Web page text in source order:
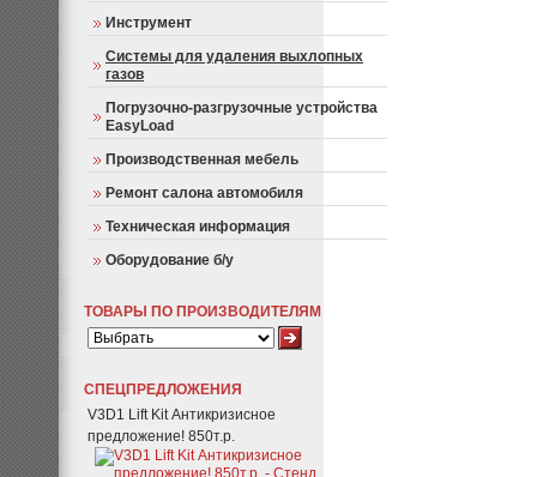
Инструмент
Системы для удаления выхлопных
газов
Погрузочно-разгрузочные устройства
EasyLoad
Производственная мебель
Ремонт салона автомобиля
Техническая информация
Оборудование б/у
ТОВАРЫ ПО ПРОИЗВОДИТЕЛЯМ
СПЕЦПРЕДЛОЖЕНИЯ
V3D1 Lift Kit Антикризисное
предложение! 850т.р.